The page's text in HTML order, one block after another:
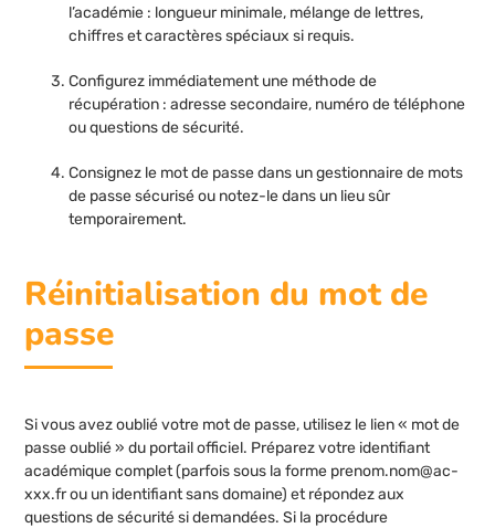
l’académie : longueur minimale, mélange de lettres,
chiffres et caractères spéciaux si requis.
Configurez immédiatement une méthode de
récupération : adresse secondaire, numéro de téléphone
ou questions de sécurité.
Consignez le mot de passe dans un gestionnaire de mots
de passe sécurisé ou notez-le dans un lieu sûr
temporairement.
Réinitialisation du mot de
passe
Si vous avez oublié votre mot de passe, utilisez le lien « mot de
passe oublié » du portail officiel. Préparez votre identifiant
académique complet (parfois sous la forme prenom.nom@ac-
xxx.frou un identifiant sans domaine) et répondez aux
questions de sécurité si demandées. Si la procédure